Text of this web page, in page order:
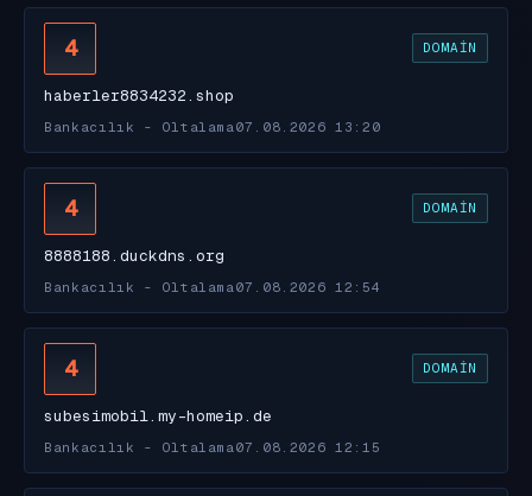
4 DOMAIN
haberler8834232.shop
Bankacılık - Oltalama 07.08.2026 13:20
4 DOMAIN
8888188.duckdns.org
Bankacılık - Oltalama 07.08.2026 12:54
4 DOMAIN
subesimobil.my-homeip.de
Bankacılık - Oltalama 07.08.2026 12:15